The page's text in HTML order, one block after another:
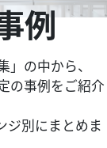
例
の中から、
の事例をご紹介
ジ別にまとめま